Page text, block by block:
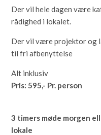
Der vil hele dagen være
rådighed i lokalet.
Der vil være projektor og
til fri afbenyttelse
Alt inklusiv
Pris: 595,- Pr. person
3 timers møde morgen
lokale